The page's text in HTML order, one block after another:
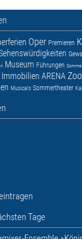
Oper Premieren
Museum Führungen
Immobilien ARENA
Musicals Sommertheater
Tage